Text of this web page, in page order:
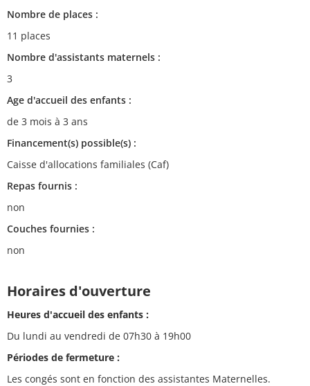
Nombre de places :
11 places
Nombre d'assistants maternels :
3
Age d'accueil des enfants :
de 3 mois à 3 ans
Financement(s) possible(s) :
Caisse d'allocations familiales (Caf)
Repas fournis :
non
Couches fournies :
non
Horaires d'ouverture
Heures d'accueil des enfants :
Du lundi au vendredi de 07h30 à 19h00
Périodes de fermeture :
Les congés sont en fonction des assistantes Maternelles.